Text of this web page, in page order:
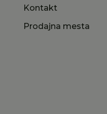
Kontakt
Prodajna mesta